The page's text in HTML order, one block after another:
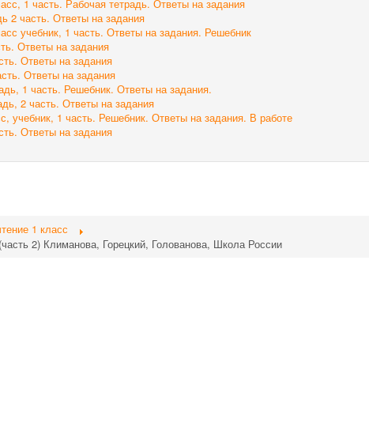
1 часть. Рабочая тетрадь. Ответы на задания
2 часть. Ответы на задания
учебник, 1 часть. Ответы на задания. Решебник
Ответы на задания
Ответы на задания
Ответы на задания
1 часть. Решебник. Ответы на задания.
2 часть. Ответы на задания
учебник, 1 часть. Решебник. Ответы на задания. В работе
Ответы на задания
1 класс
2) Климанова, Горецкий, Голованова, Школа России